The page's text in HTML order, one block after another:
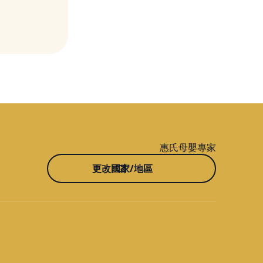
惠氏母嬰專家
更改國家/地區